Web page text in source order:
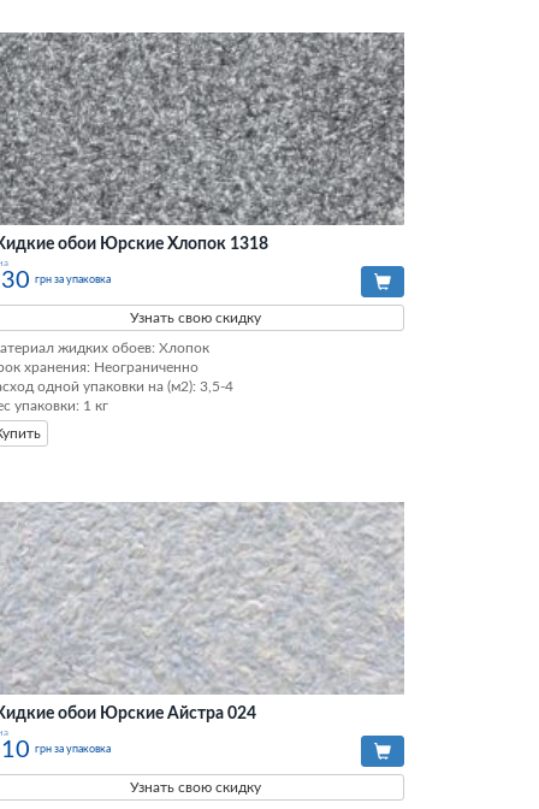
обои Юрские Хлопок 1318
грн за упаковка
Узнать свою скидку
жидких обоев: Хлопок
хранения: Неограниченно
одной упаковки на (м2): 3,5-4
упаковки: 1 кг
обои Юрские Айстра 024
грн за упаковка
Узнать свою скидку